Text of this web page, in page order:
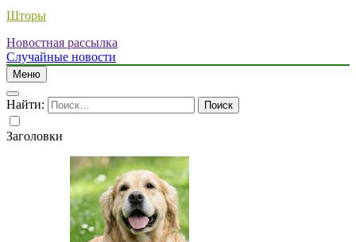
Шторы
Новостная рассылка
Случайные новости
Меню
Найти:
Заголовки